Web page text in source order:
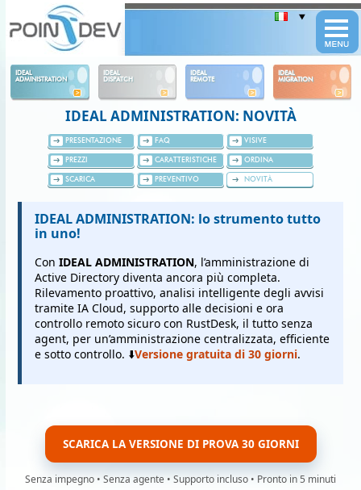
IDEAL
ADMINISTRATION
IDEAL
DISPATCH
IDEAL
REMOTE
IDEAL
MIGRATION
IDEAL ADMINISTRATION: NOVITÀ
PRESENTAZIONE FAQ VISIVE
PREZZI CARATTERISTICHE ORDINA
SCARICA PREVENTIVO NOVITÀ
IDEAL ADMINISTRATION: lo strumento tutto
in uno!
Con IDEAL ADMINISTRATION, l’amministrazione di
Active Directory diventa ancora più completa.
Rilevamento proattivo, analisi intelligente degli avvisi
tramite IA Cloud, supporto alle decisioni e ora
controllo remoto sicuro con RustDesk, il tutto senza
agent, per un’amministrazione centralizzata, efficiente
e sotto controllo. ⬇️Versione gratuita di 30 giorni.
SCARICA LA VERSIONE DI PROVA 30 GIORNI
Senza impegno • Senza agente • Supporto incluso • Pronto in 5 minuti
Panneau de gestion des cookies